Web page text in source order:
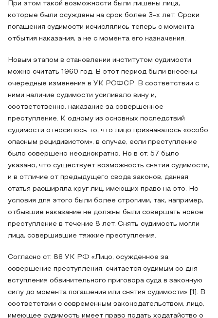
При этом такой возможности были лишены лица,
которые были осуждены на срок более 3-х лет. Сроки
погашения судимости исчислялись теперь с момента
отбытия наказания, а не с момента его назначения.
Новым этапом в становлении институтом судимости
можно считать 1960 год. В этот период были внесены
очередные изменения в УК РСФСР. В соответствии с
ними наличие судимости усиливало вину и,
соответственно, наказание за совершенное
преступление. К одному из основных последствий
судимости относилось то, что лицо признавалось «особо
опасным рецидивистом», в случае, если преступление
было совершено неоднократно. Но в ст. 57 было
указано, что существует возможность снятия судимости,
и в отличие от предыдущего свода законов, данная
статья расширяла круг лиц, имеющих право на это. Но
условия для этого были более строгими, так, например,
отбывшие наказание не должны были совершать новое
преступление в течение 8 лет. Снять судимость могли
лица, совершившие тяжкие преступления.
Согласно ст. 86 УК РФ «Лицо, осужденное за
совершение преступления, считается судимым со дня
вступления обвинительного приговора суда в законную
силу до момента погашения или снятия судимости» [1]. В
соответствии с современным законодательством, лицо,
имеющее судимость имеет право подать ходатайство о